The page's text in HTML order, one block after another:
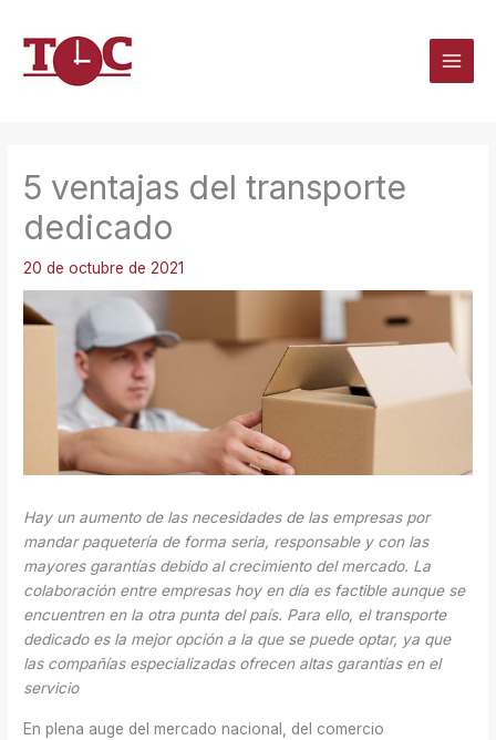
contenido
5 ventajas del transporte
dedicado
20 de octubre de 2021
Hay un aumento de las necesidades de las empresas por
mandar paquetería de forma seria, responsable y con las
mayores garantías debido al crecimiento del mercado. La
colaboración entre empresas hoy en día es factible aunque se
encuentren en la otra punta del país. Para ello, el transporte
dedicado es la mejor opción a la que se puede optar, ya que
las compañías especializadas ofrecen altas garantías en el
servicio
En plena auge del mercado nacional, del comercio